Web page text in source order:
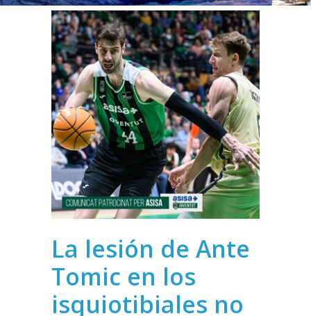
La lesión de Ante
Tomic en los
isquiotibiales no